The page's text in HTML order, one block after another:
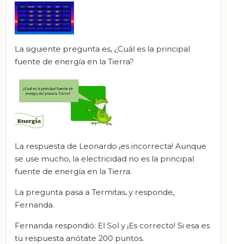
La siguiente pregunta es, ¿Cuál es la principal
fuente de energía en la Tierra?
La respuesta de Leonardo ¡es incorrecta! Aunque
se use mucho, la electricidad no es la principal
fuente de energía en la Tierra.
La pregunta pasa a Termitas, y responde,
Fernanda.
Fernanda respondió: El Sol y ¡Es correcto! Si esa es
tu respuesta anótate 200 puntos.